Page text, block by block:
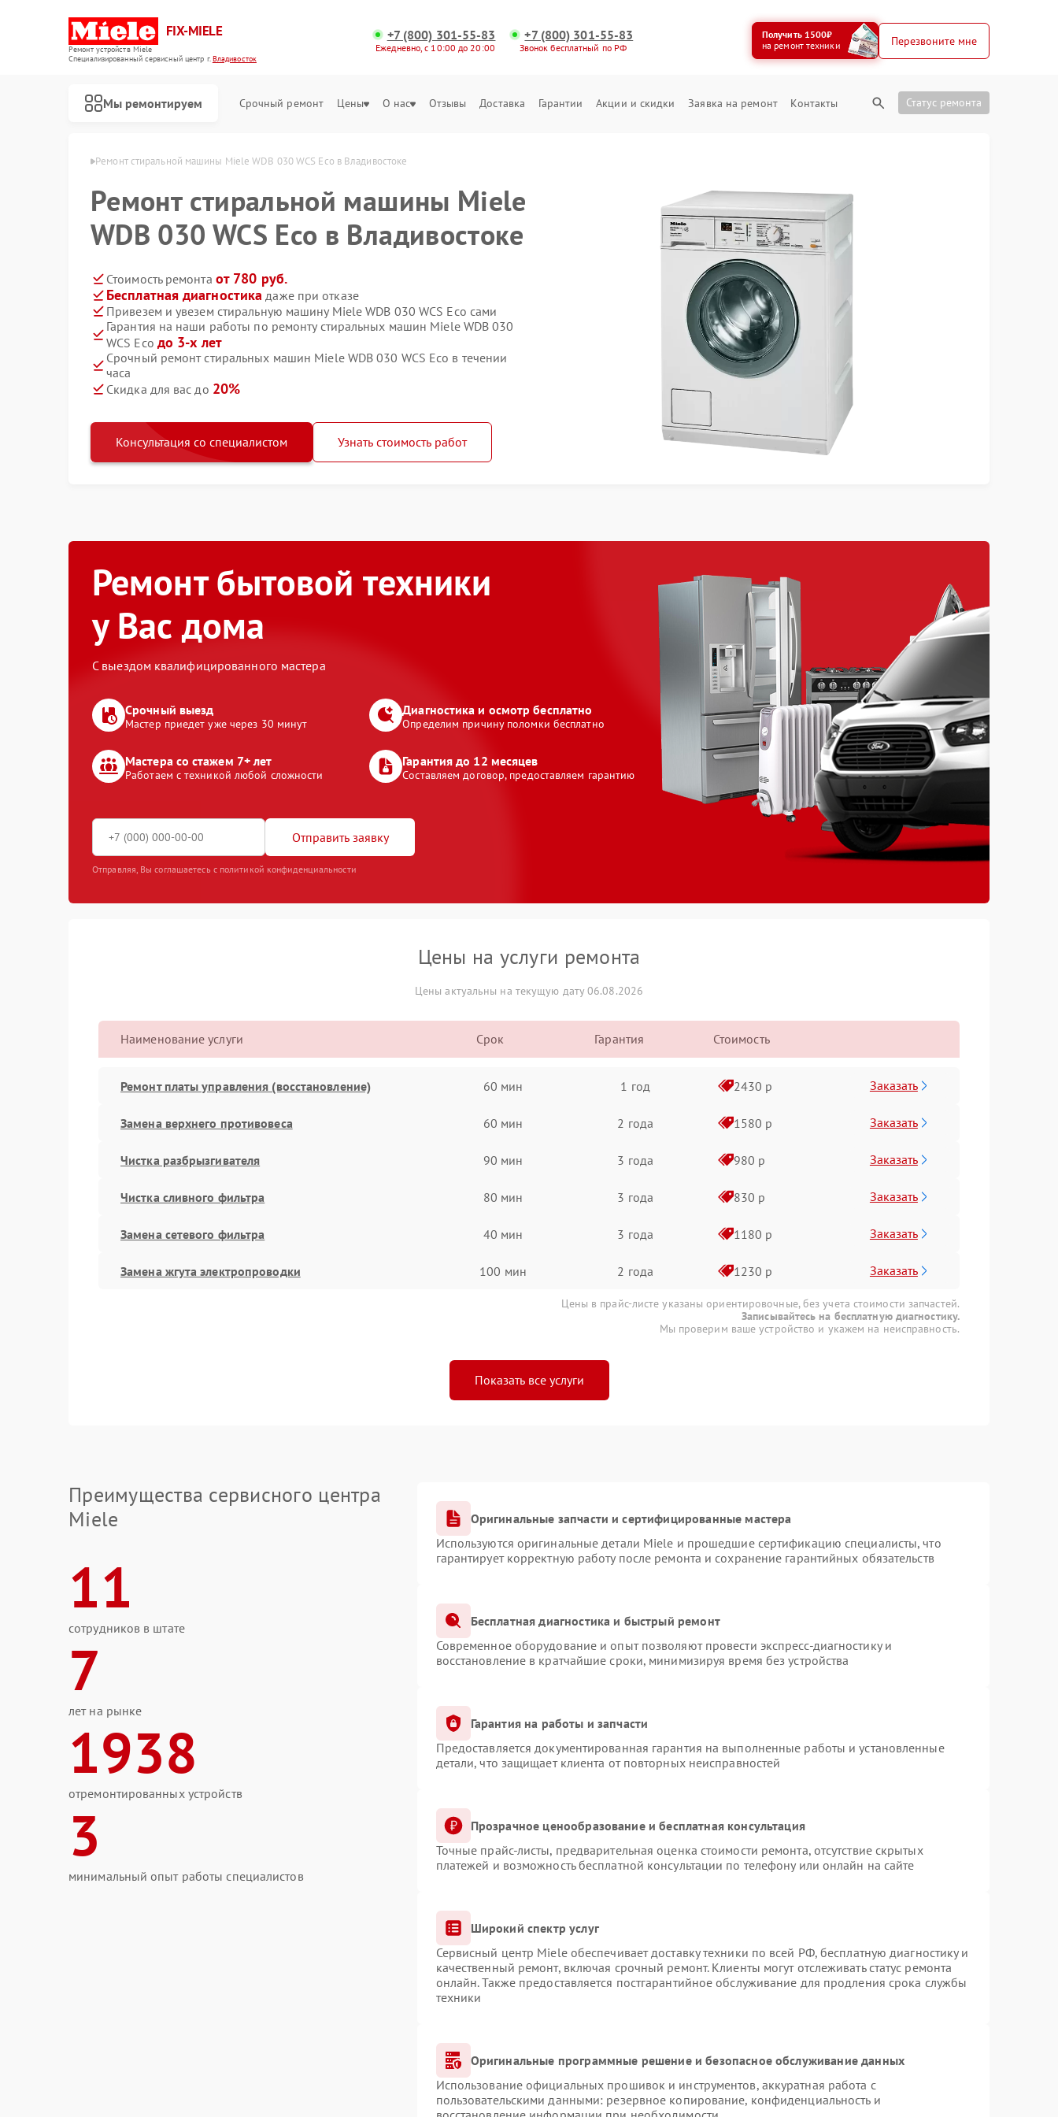
FIX-MIELE
Ремонт устройств Miele
Специализированный cервисный центр г.Владивосток
+7 (800) 301-55-83
Ежедневно, с 10:00 до 20:00
+7 (800) 301-55-83
Звонок бесплатный по РФ
Получить 1500₽
на ремонт техники
Перезвоните мне
Мы ремонтируем Срочный ремонт Цены О нас Отзывы Доставка Гарантии Акции и скидки Заявка на ремонт Контакты Статус ремонта
в Владивостоке Ремонт стиральной машины Miele WDB 030 WCS Eco в Владивостоке
Ремонт стиральной машины Miele
WDB 030 WCS Eco в Владивостоке
Стоимость ремонта от 780 руб.
Бесплатная диагностика даже при отказе
Привезем и увезем стиральную машину Miele WDB 030 WCS Eco сами
Гарантия на наши работы по ремонту стиральных машин Miele WDB 030
WCS Eco до 3-х лет
Срочный ремонт стиральных машин Miele WDB 030 WCS Eco в течении
часа
Скидка для вас до 20%
Консультация со специалистом Узнать стоимость работ
Ремонт бытовой техники
у Вас дома
С выездом квалифицированного мастера
Срочный выезд
Мастер приедет уже через 30 минут
Диагностика и осмотр бесплатно
Определим причину поломки бесплатно
Мастера со стажем 7+ лет
Работаем с техникой любой сложности
Гарантия до 12 месяцев
Составляем договор, предоставляем гарантию
Отправить заявку
Отправляя, Вы соглашаетесь с политикой конфиденциальности
Цены на услуги ремонта
Цены актуальны на текущую дату 06.08.2026
Наименование услуги Срок Гарантия Стоимость
Ремонт платы управления (восстановление) 60 мин 1 год 2430 р Заказать
Замена верхнего противовеса 60 мин 2 года 1580 р Заказать
Чистка разбрызгивателя 90 мин 3 года 980 р Заказать
Чистка сливного фильтра 80 мин 3 года 830 р Заказать
Замена сетевого фильтра 40 мин 3 года 1180 р Заказать
Замена жгута электропроводки 100 мин 2 года 1230 р Заказать
Цены в прайс-листе указаны ориентировочные, без учета стоимости запчастей.
Записывайтесь на бесплатную диагностику.
Мы проверим ваше устройство и укажем на неисправность.
Показать все услуги
Преимущества сервисного центра
Miele
11
сотрудников в штате
7
лет на рынке
1938
отремонтированных устройств
3
минимальный опыт работы специалистов
Оригинальные запчасти и сертифицированные мастера
Используются оригинальные детали Miele и прошедшие сертификацию специалисты, что
гарантирует корректную работу после ремонта и сохранение гарантийных обязательств
Бесплатная диагностика и быстрый ремонт
Современное оборудование и опыт позволяют провести экспресс-диагностику и
восстановление в кратчайшие сроки, минимизируя время без устройства
Гарантия на работы и запчасти
Предоставляется документированная гарантия на выполненные работы и установленные
детали, что защищает клиента от повторных неисправностей
Прозрачное ценообразование и бесплатная консультация
Точные прайс-листы, предварительная оценка стоимости ремонта, отсутствие скрытых
платежей и возможность бесплатной консультации по телефону или онлайн на сайте
Широкий спектр услуг
Сервисный центр Miele обеспечивает доставку техники по всей РФ, бесплатную диагностику и
качественный ремонт, включая срочный ремонт. Клиенты могут отслеживать статус ремонта
онлайн. Также предоставляется постгарантийное обслуживание для продления срока службы
техники
Оригинальные программные решение и безопасное обслуживание данных
Использование официальных прошивок и инструментов, аккуратная работа с
пользовательскими данными: резервное копирование, конфиденциальность и